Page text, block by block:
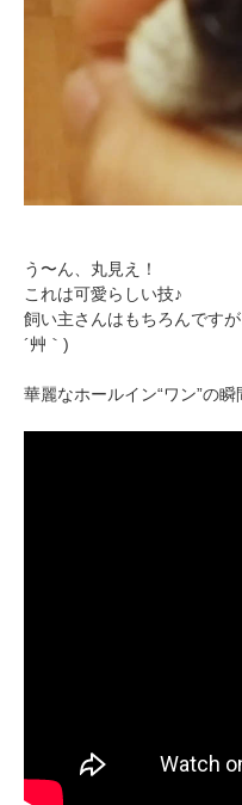
う〜ん、丸見え！
これは可愛らしい技♪
飼い主さんはもちろんです
´艸｀)
華麗なホールイン“ワン”の
pecodogs
いぬ部をフォロー
アプ